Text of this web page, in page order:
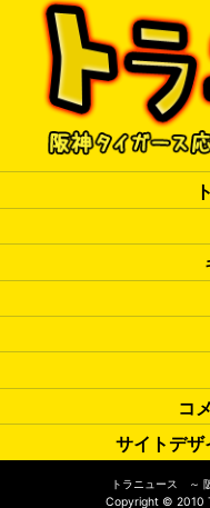
コ
サイトデザ
トラニュース ～
Copyright © 2010